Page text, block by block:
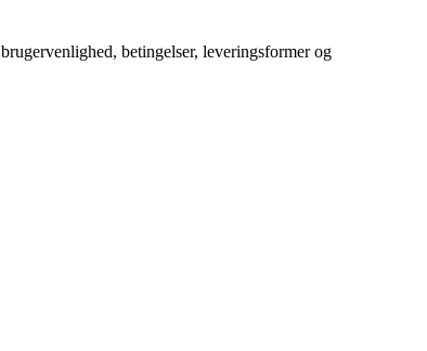
betingelser, leveringsformer og